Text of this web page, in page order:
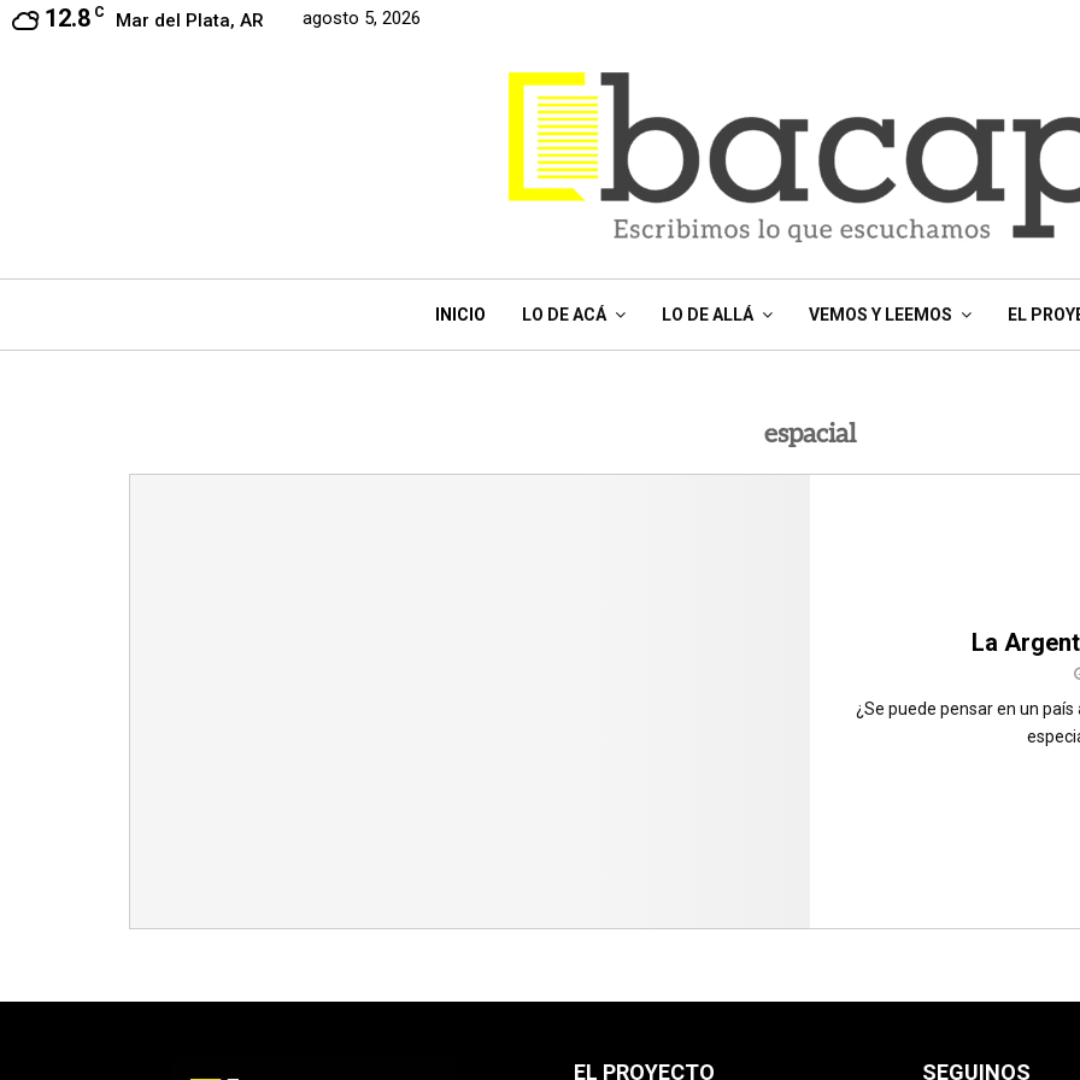
12.8 C Mar del Plata, AR agosto 5, 2026
INICIO LO DE ACÁ LO DE ALLÁ VEMOS Y LEEMOS EL
espacial
La
¿Se puede pensar en un
EL PROYECTO SEGUINOS